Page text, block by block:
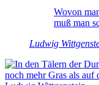
Wovon
muß man
Ludwig